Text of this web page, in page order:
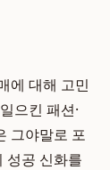
에 대해 고민
으킨 패션·
그야말로 포
성공 신화를